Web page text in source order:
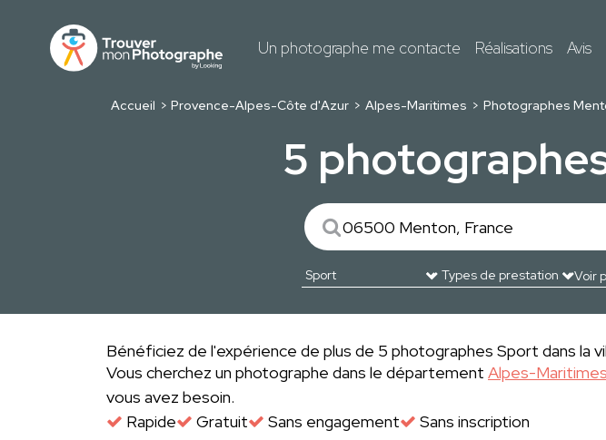
Un photographe me contacte Réalisations Avis
Accueil Provence-Alpes-Côte d'Azur Alpes-Maritimes Photographes
5
Voir
Bénéficiez de l'expérience de plus de 5 photographes Sport dans la
Vous cherchez un photographe dans le département Alpes-Maritimes
vous avez besoin.
Rapide
Gratuit Sans engagement Sans inscription